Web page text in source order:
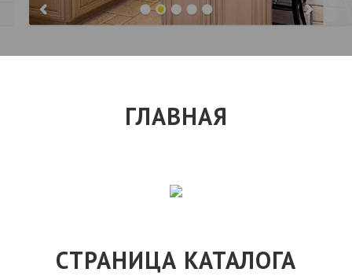
ГЛАВНАЯ
СТРАНИЦА КАТАЛОГА